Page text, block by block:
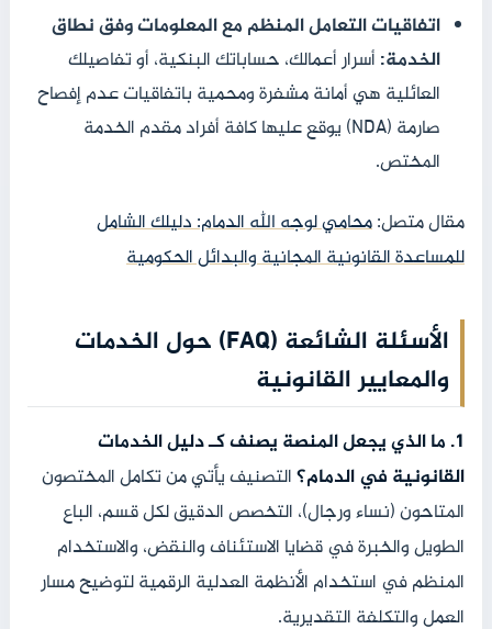
اتفاقيات التعامل المنظم مع المعلومات وفق نطاق
الخدمة: أسرار أعمالك، حساباتك البنكية، أو تفاصيلك
العائلية هي أمانة مشفرة ومحمية باتفاقيات عدم إفصاح
صارمة (NDA) يوقع عليها كافة أفراد مقدم الخدمة
المختص.
مقال متصل:محامي لوجه الله الدمام: دليلك الشامل
للمساعدة القانونية المجانية والبدائل الحكومية
الأسئلة الشائعة (FAQ) حول الخدمات
والمعايير القانونية
1. ما الذي يجعل المنصة يصنف كـ دليل الخدمات
القانونية في الدمام؟التصنيف يأتي من تكامل المختصون
المتاحون (نساء ورجال)، التخصص الدقيق لكل قسم، الباع
الطويل والخبرة في قضايا الاستئناف والنقض، والاستخدام
المنظم في استخدام الأنظمة العدلية الرقمية لتوضيح مسار
العمل والتكلفة التقديرية.